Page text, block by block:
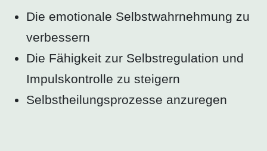
Die emotionale Selbstwahrnehmung zu
verbessern
Die Fähigkeit zur Selbstregulation und
Impulskontrolle zu steigern
Selbstheilungsprozesse anzuregen